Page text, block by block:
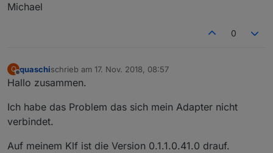
Michael
0
Q
Offline
quaschischrieb am 17. Nov. 2018, 08:57
zuletzt editiert von
Hallo zusammen.
Ich habe das Problem das sich mein Adapter nicht
verbindet.
Auf meinem Klf ist die Version 0.1.1.0.41.0 drauf.